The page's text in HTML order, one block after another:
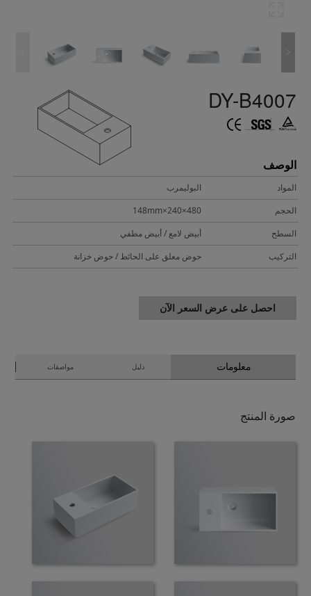
DY-B4007
الوصف
المواد
البوليمرب
الحجم
480×240×148mm
السطح
أبيض لامع / أبيض مطفي
التركيب
حوض معلق على الحائط / حوض خزانة
احصل على عرض السعر الآن
معلومات دليل مواصفات
صورة المنتج